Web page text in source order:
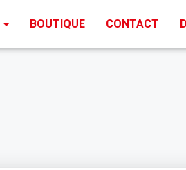
BOUTIQUE CONTACT